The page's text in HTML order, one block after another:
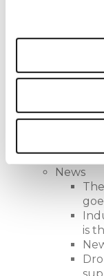
Vuolle
Lampi
Lampi
Drop Sauna
Inspiration
News
is